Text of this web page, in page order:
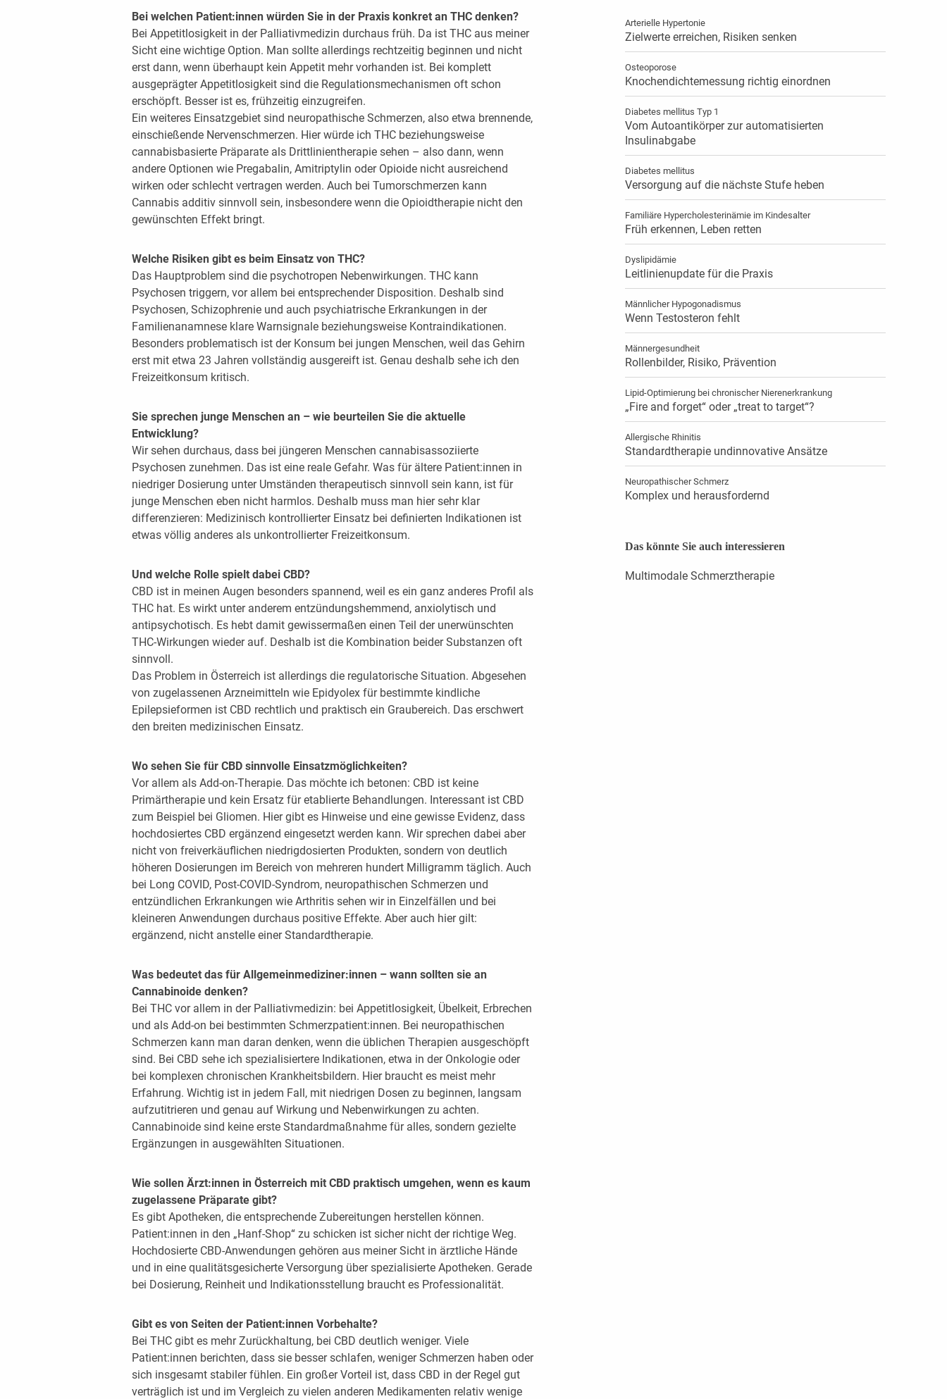
Bei welchen Patient:innen würden Sie in der Praxis konkret an THC denken?
Bei Appetitlosigkeit in der Palliativmedizin durchaus früh. Da ist THC aus meiner
Sicht eine wichtige Option. Man sollte allerdings rechtzeitig beginnen und nicht
erst dann, wenn überhaupt kein Appetit mehr vorhanden ist. Bei komplett
ausgeprägter Appetitlosigkeit sind die Regulationsmechanismen oft schon
erschöpft. Besser ist es, frühzeitig einzugreifen.
Ein weiteres Einsatzgebiet sind neuropathische Schmerzen, also etwa brennende,
einschießende Nervenschmerzen. Hier würde ich THC beziehungsweise
cannabisbasierte Präparate als Drittlinientherapie sehen – also dann, wenn
andere Optionen wie Pregabalin, Amitriptylin oder Opioide nicht ausreichend
wirken oder schlecht vertragen werden. Auch bei Tumorschmerzen kann
Cannabis additiv sinnvoll sein, insbesondere wenn die Opioidtherapie nicht den
gewünschten Effekt bringt.
Welche Risiken gibt es beim Einsatz von THC?
Das Hauptproblem sind die psychotropen Nebenwirkungen. THC kann
Psychosen triggern, vor allem bei entsprechender Disposition. Deshalb sind
Psychosen, Schizophrenie und auch psychiatrische Erkrankungen in der
Familienanamnese klare Warnsignale beziehungsweise Kontraindikationen.
Besonders problematisch ist der Konsum bei jungen Menschen, weil das Gehirn
erst mit etwa 23 Jahren vollständig ausgereift ist. Genau deshalb sehe ich den
Freizeitkonsum kritisch.
Sie sprechen junge Menschen an – wie beurteilen Sie die aktuelle
Entwicklung?
Wir sehen durchaus, dass bei jüngeren Menschen cannabisassoziierte
Psychosen zunehmen. Das ist eine reale Gefahr. Was für ältere Patient:innen in
niedriger Dosierung unter Umständen therapeutisch sinnvoll sein kann, ist für
junge Menschen eben nicht harmlos. Deshalb muss man hier sehr klar
differenzieren: Medizinisch kontrollierter Einsatz bei definierten Indikationen ist
etwas völlig anderes als unkontrollierter Freizeitkonsum.
Und welche Rolle spielt dabei CBD?
CBD ist in meinen Augen besonders spannend, weil es ein ganz anderes Profil als
THC hat. Es wirkt unter anderem entzündungshemmend, anxiolytisch und
antipsychotisch. Es hebt damit gewissermaßen einen Teil der unerwünschten
THC-Wirkungen wieder auf. Deshalb ist die Kombination beider Substanzen oft
sinnvoll.
Das Problem in Österreich ist allerdings die regulatorische Situation. Abgesehen
von zugelassenen Arzneimitteln wie Epidyolex für bestimmte kindliche
Epilepsieformen ist CBD rechtlich und praktisch ein Graubereich. Das erschwert
den breiten medizinischen Einsatz.
Wo sehen Sie für CBD sinnvolle Einsatzmöglichkeiten?
Vor allem als Add-on-Therapie. Das möchte ich betonen: CBD ist keine
Primärtherapie und kein Ersatz für etablierte Behandlungen. Interessant ist CBD
zum Beispiel bei Gliomen. Hier gibt es Hinweise und eine gewisse Evidenz, dass
hochdosiertes CBD ergänzend eingesetzt werden kann. Wir sprechen dabei aber
nicht von freiverkäuflichen niedrigdosierten Produkten, sondern von deutlich
höheren Dosierungen im Bereich von mehreren hundert Milligramm täglich. Auch
bei Long COVID, Post-COVID-Syndrom, neuropathischen Schmerzen und
entzündlichen Erkrankungen wie Arthritis sehen wir in Einzelfällen und bei
kleineren Anwendungen durchaus positive Effekte. Aber auch hier gilt:
ergänzend, nicht anstelle einer Standardtherapie.
Was bedeutet das für Allgemeinmediziner:innen – wann sollten sie an
Cannabinoide denken?
Bei THC vor allem in der Palliativmedizin: bei Appetitlosigkeit, Übelkeit, Erbrechen
und als Add-on bei bestimmten Schmerzpatient:innen. Bei neuropathischen
Schmerzen kann man daran denken, wenn die üblichen Therapien ausgeschöpft
sind. Bei CBD sehe ich spezialisiertere Indikationen, etwa in der Onkologie oder
bei komplexen chronischen Krankheitsbildern. Hier braucht es meist mehr
Erfahrung. Wichtig ist in jedem Fall, mit niedrigen Dosen zu beginnen, langsam
aufzutitrieren und genau auf Wirkung und Nebenwirkungen zu achten.
Cannabinoide sind keine erste Standardmaßnahme für alles, sondern gezielte
Ergänzungen in ausgewählten Situationen.
Wie sollen Ärzt:innen in Österreich mit CBD praktisch umgehen, wenn es kaum
zugelassene Präparate gibt?
Es gibt Apotheken, die entsprechende Zubereitungen herstellen können.
Patient:innen in den „Hanf-Shop“ zu schicken ist sicher nicht der richtige Weg.
Hochdosierte CBD-Anwendungen gehören aus meiner Sicht in ärztliche Hände
und in eine qualitätsgesicherte Versorgung über spezialisierte Apotheken. Gerade
bei Dosierung, Reinheit und Indikationsstellung braucht es Professionalität.
Gibt es von Seiten der Patient:innen Vorbehalte?
Bei THC gibt es mehr Zurückhaltung, bei CBD deutlich weniger. Viele
Patient:innen berichten, dass sie besser schlafen, weniger Schmerzen haben oder
sich insgesamt stabiler fühlen. Ein großer Vorteil ist, dass CBD in der Regel gut
verträglich ist und im Vergleich zu vielen anderen Medikamenten relativ wenige
Arterielle Hypertonie
Zielwerte erreichen, Risiken senken
Osteoporose
Knochendichtemessung richtig einordnen
Diabetes mellitus Typ 1
Vom Autoantikörper zur automatisierten
Insulinabgabe
Diabetes mellitus
Versorgung auf die nächste Stufe heben
Familiäre Hypercholesterinämie im Kindesalter
Früh erkennen, Leben retten
Dyslipidämie
Leitlinienupdate für die Praxis
Männlicher Hypogonadismus
Wenn Testosteron fehlt
Männergesundheit
Rollenbilder, Risiko, Prävention
Lipid-Optimierung bei chronischer Nierenerkrankung
„Fire and forget“ oder „treat to target“?
Allergische Rhinitis
Standardtherapie undinnovative Ansätze
Neuropathischer Schmerz
Komplex und herausfordernd
Das könnte Sie auch interessieren
Multimodale Schmerztherapie